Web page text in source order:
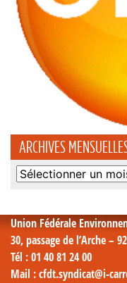
ARCHIVES
Archives
Union Fédérale
30, passage de l’Arche –
Tél : 01 40 81 24 00
Mail : cfdt.syndicat@i-